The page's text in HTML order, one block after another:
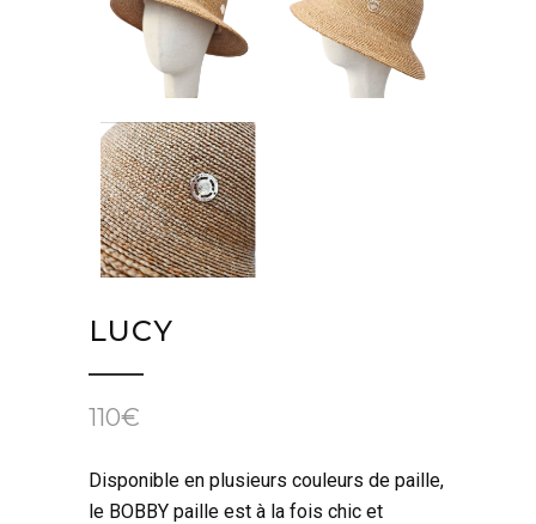
LUCY
110€
Disponible en plusieurs couleurs de paille,
le BOBBY paille est à la fois chic et